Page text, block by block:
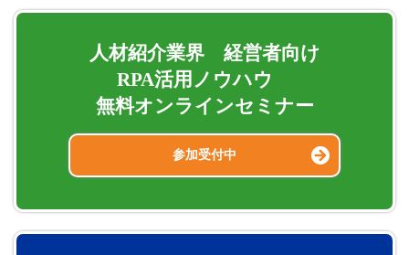
人材紹介業界 経営者向け
RPA活用ノウハウ
無料オンラインセミナー
参加受付中